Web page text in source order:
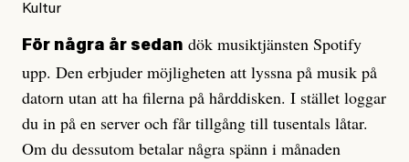
Kultur
För några år sedan dök musiktjänsten Spotify
upp. Den erbjuder möjligheten att lyssna på musik på
datorn utan att ha filerna på hårddisken. I stället loggar
du in på en server och får tillgång till tusentals låtar.
Om du dessutom betalar några spänn i månaden